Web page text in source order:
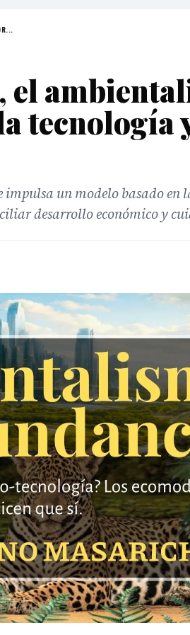
el
tecnología
un modelo basado en
desarrollo económico y